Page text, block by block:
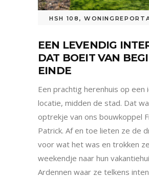
HSH 108 ,
EEN LEVENDIG
DAT BOEIT VAN
EINDE
Een prachtig herenhuis op een
locatie, midden de stad. Dat
optrekje van ons bouwkoppel
Patrick. Af en toe lieten ze de
voor wat het was en trokken
weekendje naar hun
Ardennen waar ze telkens